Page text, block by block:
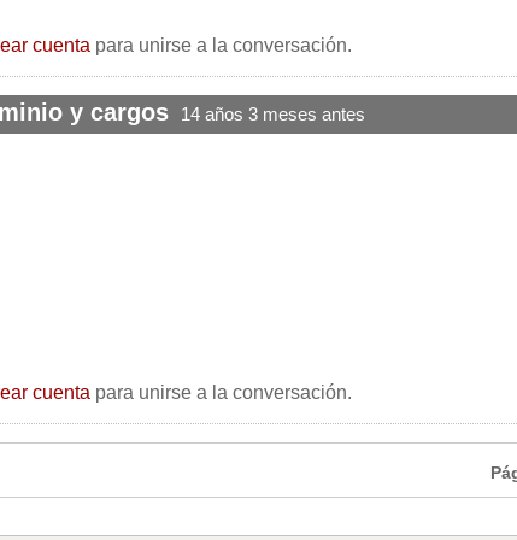
cuenta para unirse a la conversación.
y cargos 14 años 3 meses antes
cuenta para unirse a la conversación.